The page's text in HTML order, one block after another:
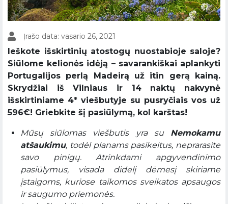
Įrašo data: vasario 26, 2021
Ieškote išskirtinių atostogų nuostabioje saloje?
Siūlome kelionės idėją – savarankiškai aplankyti
Portugalijos perlą Madeirą už itin gerą kainą.
Skrydžiai iš Vilniaus ir 14 naktų nakvynė
išskirtiniame 4* viešbutyje su pusryčiais vos už
596€! Griebkite šį pasiūlymą, kol karštas!
Mūsų siūlomas viešbutis yra su Nemokamu
atšaukimu, todėl planams pasikeitus, neprarasite
savo pinigų. Atrinkdami apgyvendinimo
pasiūlymus, visada didelį dėmesį skiriame
įstaigoms, kuriose taikomos sveikatos apsaugos
ir saugumo priemonės.